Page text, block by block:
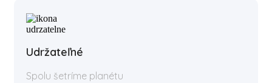
Udržateľné
Spolu šetríme planétu